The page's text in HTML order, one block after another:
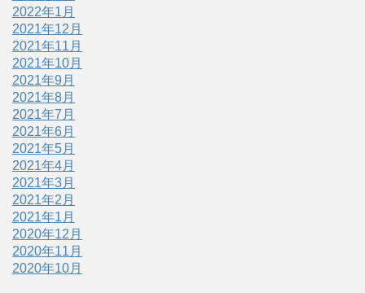
2022年1月
2021年12月
2021年11月
2021年10月
2021年9月
2021年8月
2021年7月
2021年6月
2021年5月
2021年4月
2021年3月
2021年2月
2021年1月
2020年12月
2020年11月
2020年10月